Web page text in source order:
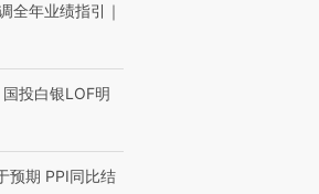
移近
雨 3小时累计雨量超80毫
米
全年业绩指引｜
投白银LOF明
预期 PPI同比结